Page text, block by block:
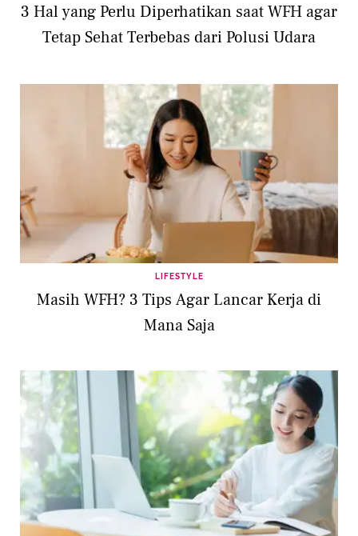
3 Hal yang Perlu Diperhatikan saat WFH agar
Tetap Sehat Terbebas dari Polusi Udara
LIFESTYLE
Masih WFH? 3 Tips Agar Lancar Kerja di
Mana Saja